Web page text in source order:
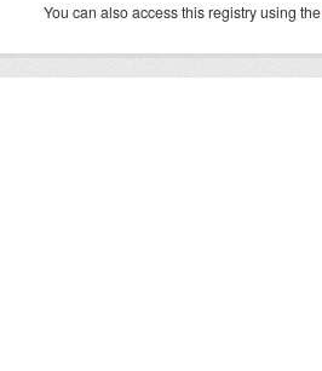
You can also access this registry using the